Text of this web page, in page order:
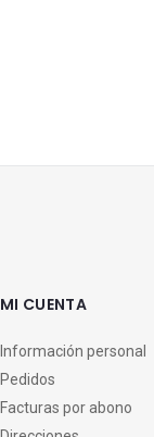
MI CUENTA
Información personal
Pedidos
Facturas por abono